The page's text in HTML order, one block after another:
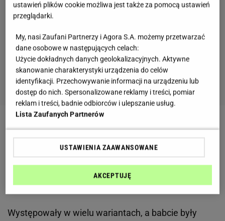
Zobacz wideo"Co ci ludzie robią z makaronem!" -
dwa najbardziej szokujące dania polskiej kuchni
według cudzoziemców
Kluski z owocami to smak dzieciństwa
Występowały w wielu wariantach, a babcie były
ustawień plików cookie możliwa jest także za pomocą ustawień
przeglądarki.
My, nasi Zaufani Partnerzy i Agora S.A. możemy przetwarzać
dane osobowe w następujących celach:
Użycie dokładnych danych geolokalizacyjnych. Aktywne
skanowanie charakterystyki urządzenia do celów
identyfikacji. Przechowywanie informacji na urządzeniu lub
dostęp do nich. Spersonalizowane reklamy i treści, pomiar
reklam i treści, badnie odbiorców i ulepszanie usług.
Lista Zaufanych Partnerów
USTAWIENIA ZAAWANSOWANE
AKCEPTUJĘ